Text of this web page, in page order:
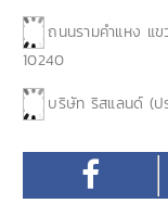
ถนนรามคำแหง แ
10240
บริษัท ริสแลนด์ (ป